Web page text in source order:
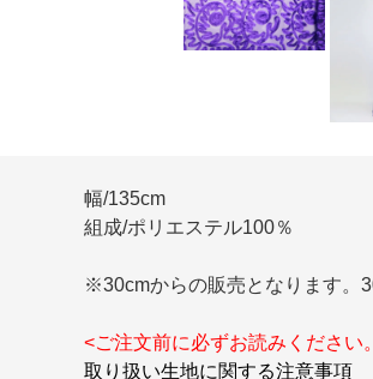
幅/135cm
組成/ポリエステル100％
※30cmからの販売となります。
<ご注文前に必ずお読みください
取り扱い生地に関する注意事項